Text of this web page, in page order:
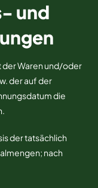
und
der Waren und/oder
der auf der
die
der tatsächlich
nach